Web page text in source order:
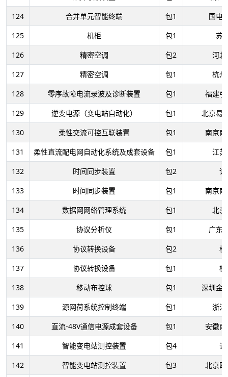
124
合并单元智能终端 包1
国电
125
机柜 包1
苏
126
精密空调 包2
河
127
精密空调 包1
杭
128
零序故障电流录波及诊断装置 包1
福建
129
逆变电源（变电站自动化） 包1
北京易
130
柔性交流可控互联装置 包1
南京
131
柔性直流配电网自动化系统及成套设备 包1
江
132
时间同步装置 包2
133
时间同步装置 包1
南京
134
数据网网络管理系统 包1
北
135
协议分析仪 包1
广东
136
协议转换设备 包2
137
协议转换设备 包1
138
移动布控球 包1
深圳金
139
源网荷系统控制终端 包1
浙
140
直流-48V通信电源成套设备 包1
安徽
141
智能变电站测控装置 包4
142
智能变电站测控装置 包3
北京